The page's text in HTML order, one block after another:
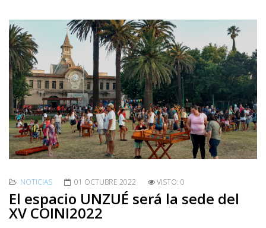
NOTICIAS 01 OCTUBRE 2022 VISTO: 0
El espacio UNZUÉ será la sede del
XV COINI2022